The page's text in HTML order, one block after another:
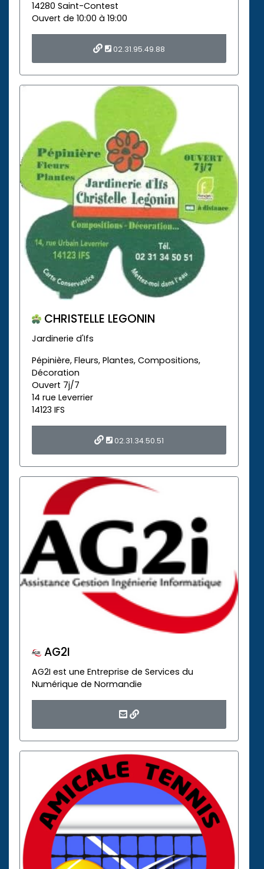
14280 Saint-Contest
Ouvert de 10:00 à 19:00
02.31.95.49.88
CHRISTELLE LEGONIN
Jardinerie d'Ifs
Pépinière, Fleurs, Plantes, Compositions,
Décoration
Ouvert 7j/7
14 rue Leverrier
14123 IFS
02.31.34.50.51
AG2I
AG2I est une Entreprise de Services du
Numérique de Normandie